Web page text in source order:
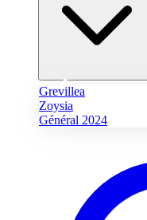
Grevillea
Zoysia
Général 2024